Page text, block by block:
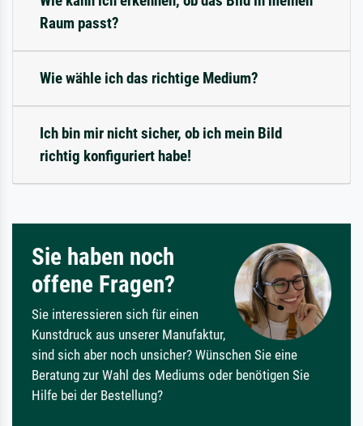
Raum passt?
Wie wähle ich das richtige Medium?
Ich bin mir nicht sicher, ob ich mein Bild
richtig konfiguriert habe!
Sie haben noch
offene Fragen?
Sie interessieren sich für einen
Kunstdruck aus unserer Manufaktur,
sind sich aber noch unsicher? Wünschen Sie eine
Beratung zur Wahl des Mediums oder benötigen Sie
Hilfe bei der Bestellung?